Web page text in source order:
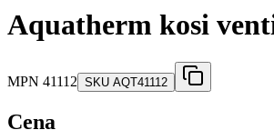
Aquatherm kosi
MPN 41112 SKU AQT41112
Cena